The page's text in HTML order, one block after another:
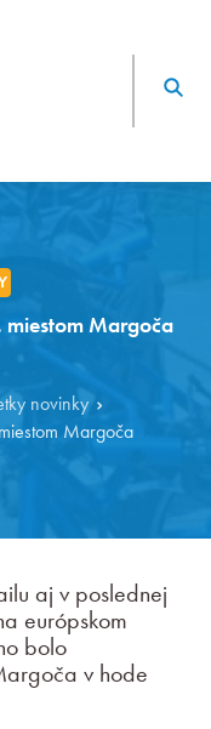
miestom Margoča
novinky
Margoča
aj v poslednej
európskom
bolo
v hode